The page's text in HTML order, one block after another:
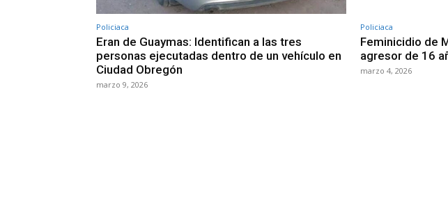
Policiaca
Eran de Guaymas: Identifican a las tres
personas ejecutadas dentro de un vehículo en
Ciudad Obregón
marzo 9, 2026
Policiaca
Feminicidio de
agresor de 16
marzo 4, 2026